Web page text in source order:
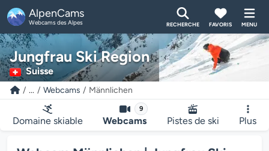
AlpenCams
Webcams des Alpes RECHERCHE FAVORIS MENU
Jungfrau Ski Region
Suisse
... Webcams Männlichen
Domaine skiable
9
Webcams Pistes de ski Plus